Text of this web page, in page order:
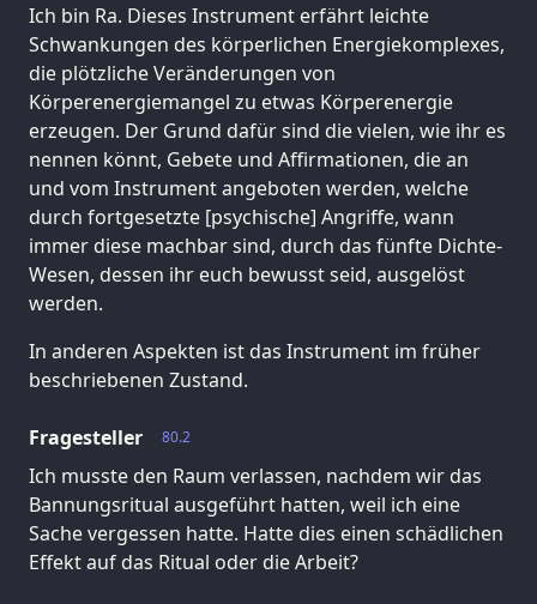
Ich bin Ra. Dieses Instrument erfährt leichte
Schwankungen des körperlichen Energiekomplexes,
die plötzliche Veränderungen von
Körperenergiemangel zu etwas Körperenergie
erzeugen. Der Grund dafür sind die vielen, wie ihr es
nennen könnt, Gebete und Affirmationen, die an
und vom Instrument angeboten werden, welche
durch fortgesetzte [psychische] Angriffe, wann
immer diese machbar sind, durch das fünfte Dichte-
Wesen, dessen ihr euch bewusst seid, ausgelöst
werden.
In anderen Aspekten ist das Instrument im früher
beschriebenen Zustand.
80.2
Fragesteller
Ich musste den Raum verlassen, nachdem wir das
Bannungsritual ausgeführt hatten, weil ich eine
Sache vergessen hatte. Hatte dies einen schädlichen
Effekt auf das Ritual oder die Arbeit?